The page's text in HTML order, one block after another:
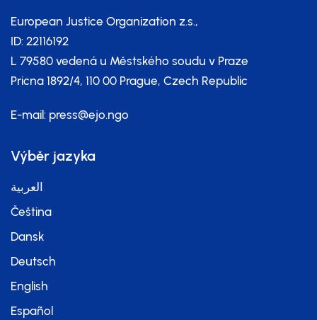
European Justice Organization z.s.,
ID: 22116192
L 79580 vedená u Městského soudu v Praze
Pricna 1892/4, 110 00 Prague, Czech Republic
E-mail: press@ejo.ngo
Výběr jazyka
العربية
Čeština
Dansk
Deutsch
English
Español